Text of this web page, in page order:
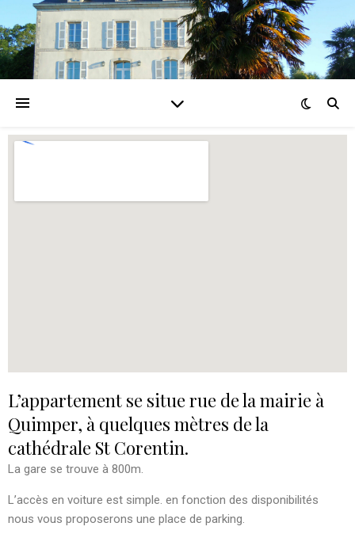
L’appartement se situe rue de la mairie à
Quimper, à quelques mètres de la
cathédrale St Corentin.
La gare se trouve à 800m.
L’accès en voiture est simple. en fonction des disponibilités
nous vous proposerons une place de parking.